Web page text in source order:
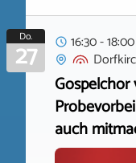
Do.
27
16:30 -
auch